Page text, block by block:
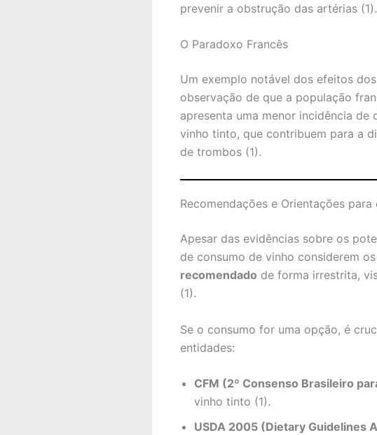
prevenir a obstrução das artérias (1).
O Paradoxo Francês
Um exemplo notável dos efeitos
observação de que a população
apresenta uma menor incidência
vinho tinto, que contribuem para a
de trombos (1).
Recomendações e Orientações
Apesar das evidências sobre os
de consumo de vinho considerem
recomendado de forma irrestrita,
(1).
Se o consumo for uma opção, é
entidades:
CFM (2º Consenso Brasileiro
vinho tinto (1).
USDA 2005 (Dietary Guidelines